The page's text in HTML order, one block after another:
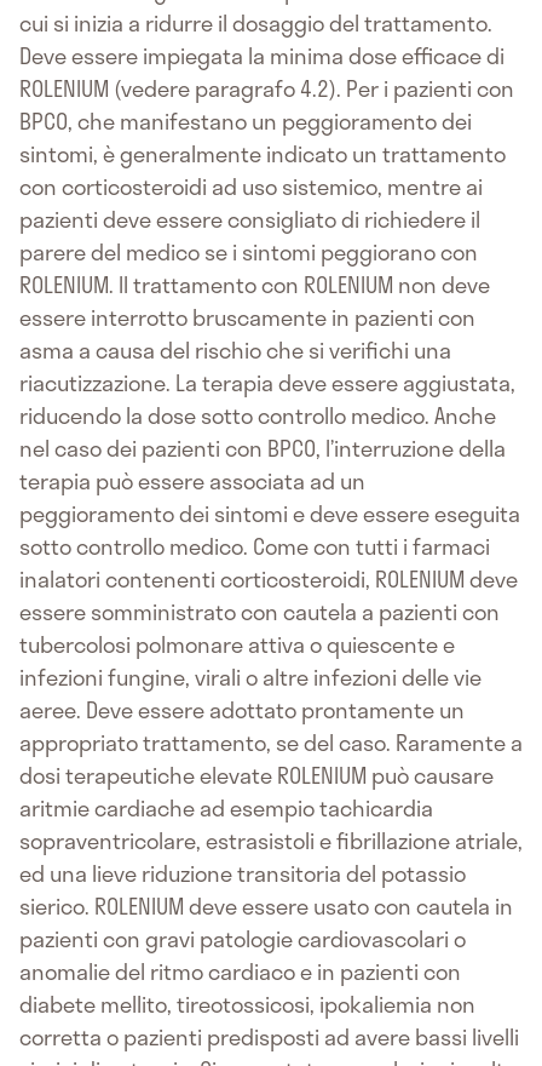
cui si inizia a ridurre il dosaggio del trattamento.
Deve essere impiegata la minima dose efficace di
ROLENIUM (vedere paragrafo 4.2). Per i pazienti con
BPCO, che manifestano un peggioramento dei
sintomi, è generalmente indicato un trattamento
con corticosteroidi ad uso sistemico, mentre ai
pazienti deve essere consigliato di richiedere il
parere del medico se i sintomi peggiorano con
ROLENIUM. Il trattamento con ROLENIUM non deve
essere interrotto bruscamente in pazienti con
asma a causa del rischio che si verifichi una
riacutizzazione. La terapia deve essere aggiustata,
riducendo la dose sotto controllo medico. Anche
nel caso dei pazienti con BPCO, l’interruzione della
terapia può essere associata ad un
peggioramento dei sintomi e deve essere eseguita
sotto controllo medico. Come con tutti i farmaci
inalatori contenenti corticosteroidi, ROLENIUM deve
essere somministrato con cautela a pazienti con
tubercolosi polmonare attiva o quiescente e
infezioni fungine, virali o altre infezioni delle vie
aeree. Deve essere adottato prontamente un
appropriato trattamento, se del caso. Raramente a
dosi terapeutiche elevate ROLENIUM può causare
aritmie cardiache ad esempio tachicardia
sopraventricolare, estrasistoli e fibrillazione atriale,
ed una lieve riduzione transitoria del potassio
sierico. ROLENIUM deve essere usato con cautela in
pazienti con gravi patologie cardiovascolari o
anomalie del ritmo cardiaco e in pazienti con
diabete mellito, tireotossicosi, ipokaliemia non
corretta o pazienti predisposti ad avere bassi livelli